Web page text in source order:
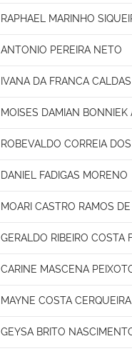
RAPHAEL MARINHO
ANTONIO PEREIRA NETO
IVANA DA FRANCA
MOISES DAMIAN BONNIEK
ROBEVALDO CORREIA
DANIEL FADIGAS MORENO
MOARI CASTRO RAMOS
GERALDO RIBEIRO COSTA
CARINE MASCENA
MAYNE COSTA CERQUEIRA
GEYSA BRITO